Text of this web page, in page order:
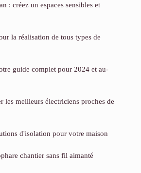
: créez un espaces sensibles et
la réalisation de tous types de
guide complet pour 2024 et au-
les meilleurs électriciens proches de
d'isolation pour votre maison
chantier sans fil aimanté